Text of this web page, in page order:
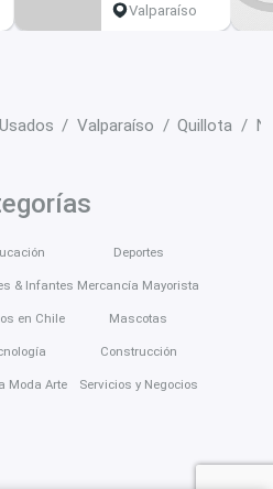
Valparaíso
Valparaíso Quillota
& Infantes
en Chile
Moda Arte
Deportes
Mercancía Mayorista
Mascotas
Construcción
Servicios y Negocios